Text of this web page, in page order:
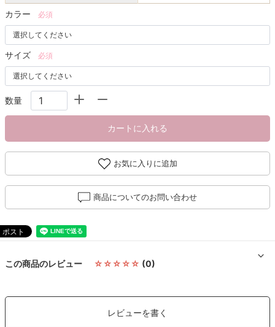
カラー 必須
サイズ 必須
数量
カートに入れる
お気に入りに追加
商品についてのお問い合わせ
この商品のレビュー ☆☆☆☆☆ (0)
レビューを書く